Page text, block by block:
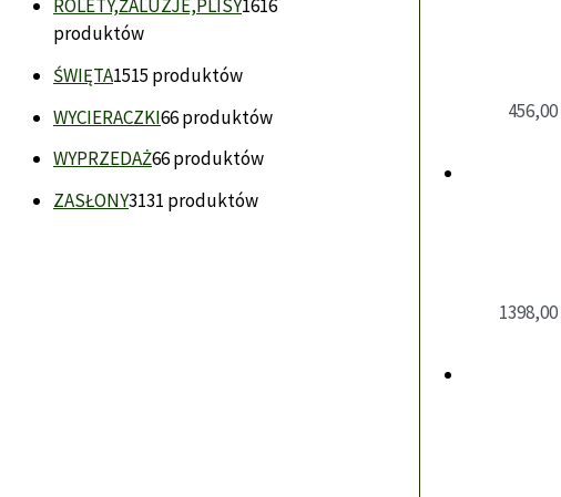
ROLETY,ŻALUZJE,PLISY1616
produktów
ŚWIĘTA1515 produktów
WYCIERACZKI66 produktów
WYPRZEDAŻ66 produktów
ZASŁONY3131 produktów
456,00
1398,00